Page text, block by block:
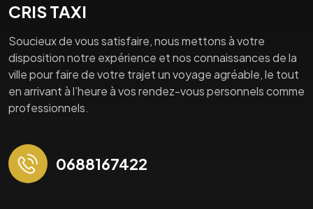
CRIS TAXI
Soucieux de vous satisfaire, nous mettons à votre
disposition notre expérience et nos connaissances de la
ville pour faire de votre trajet un voyage agréable, le tout
en arrivant à l’heure à vos rendez-vous personnels comme
professionnels.
0688167422